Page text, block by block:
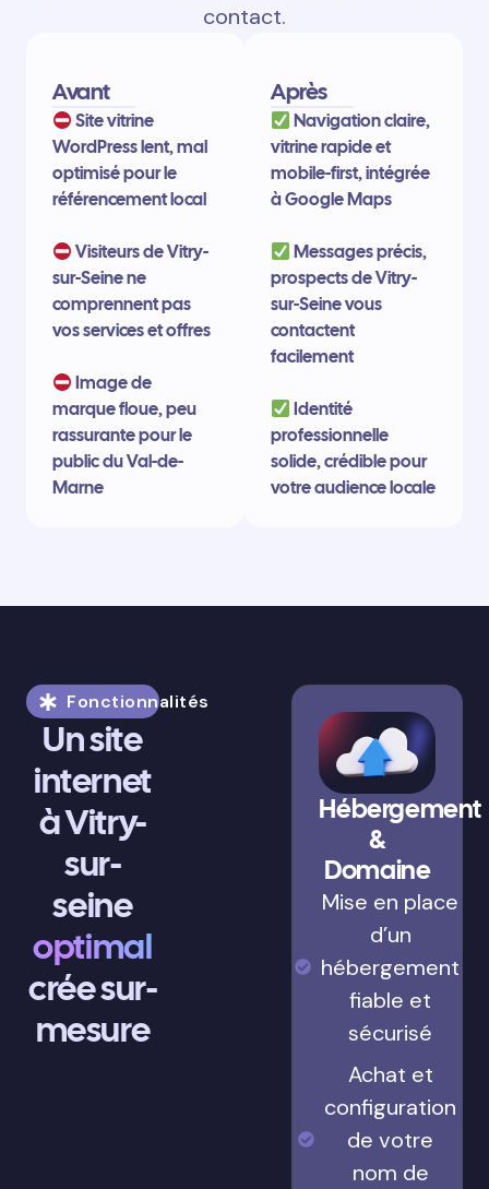
contact.
Avant
Site vitrine
WordPress lent, mal
optimisé pour le
référencement local
Visiteurs de Vitry-
sur-Seine ne
comprennent pas
vos services et offres
Image de
marque floue, peu
rassurante pour le
public du Val-de-
Marne
Après
Navigation claire,
vitrine rapide et
mobile-first, intégrée
à Google Maps
Messages précis,
prospects de Vitry-
sur-Seine vous
contactent
facilement
Identité
professionnelle
solide, crédible pour
votre audience locale
Fonctionnalités
Un site
internet
à Vitry-
sur-
seine
optimal
crée sur-
mesure
Hébergement
&
Domaine
Mise en place
d’un
hébergement
fiable et
sécurisé
Achat et
configuration
de votre
nom de